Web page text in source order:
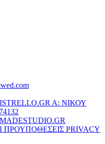
A: ΝΙΚΟΥ
MADESTUDIO.GR
ΠΡΟΥΠΟΘΕΣΕΙΣ PRIVACY